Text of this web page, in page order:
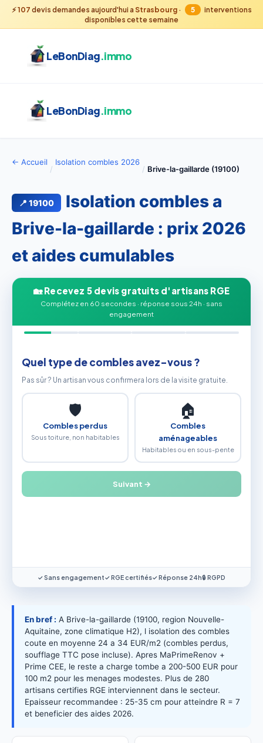
⚡107 devis demandes aujourd'hui a Strasbourg· 5
interventions
disponibles cette semaine
LeBonDiag.immo
LeBonDiag.immo
← Accueil
/
Isolation combles 2026
/ Brive-la-gaillarde (19100)
📍 19100
Isolation combles a
Brive-la-gaillarde : prix 2026
et aides cumulables
🏡 Recevez 5 devis gratuits d'artisans RGE
Complétez en 60 secondes · réponse sous 24h · sans
engagement
Quel type de combles avez-vous ?
Pas sûr ? Un artisan vous confirmera lors de la visite gratuite.
🛡
Combles perdus
Sous toiture, non habitables
🏠
Combles
aménageables
Habitables ou en sous-pente
Suivant →
✓ Sans engagement✓ RGE certifiés✓ Réponse 24h🔒 RGPD
En bref : A Brive-la-gaillarde (19100, region Nouvelle-
Aquitaine, zone climatique H2), l isolation des combles
coute en moyenne 24 a 34 EUR/m2 (combles perdus,
soufflage TTC pose incluse). Apres MaPrimeRenov +
Prime CEE, le reste a charge tombe a 200-500 EUR pour
100 m2 pour les menages modestes. Plus de 280
artisans certifies RGE interviennent dans le secteur.
Epaisseur recommandee : 25-35 cm pour atteindre R = 7
et beneficier des aides 2026.